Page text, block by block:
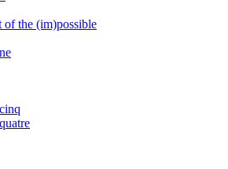
the (im)possible